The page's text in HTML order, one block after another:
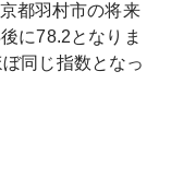
都羽村市の将来
に78.2となりま
ぼ同じ指数となっ